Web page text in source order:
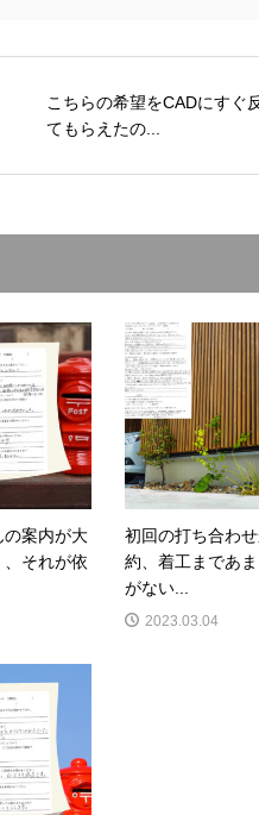
こちらの希望をCADにすぐ
てもらえたの...
の案内が大
それが依
初回の打ち合わ
約、着工まであ
がない...
2023.03.04